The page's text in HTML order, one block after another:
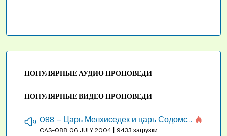
ПОПУЛЯРНЫЕ АУДИО ПРОПОВЕДИ
ПОПУЛЯРНЫЕ ВИДЕО ПРОПОВЕДИ
088 – Царь Мелхиседек и царь Содомский
CAS-088 06 JULY 2004| 9433 загрузки